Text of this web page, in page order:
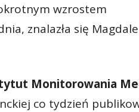
wzrostem
znalazła się
Monitorowania
co tydzień